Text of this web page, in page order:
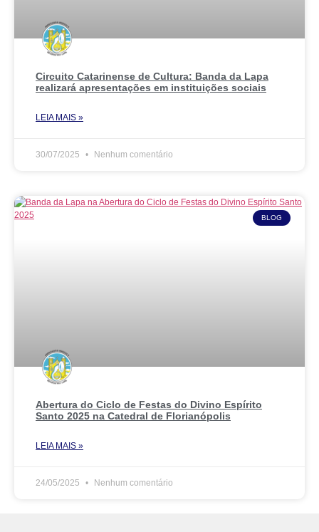
Circuito Catarinense de Cultura: Banda da Lapa
realizará apresentações em instituições sociais
LEIA MAIS »
30/07/2025 Nenhum comentário
BLOG
Abertura do Ciclo de Festas do Divino Espírito
Santo 2025 na Catedral de Florianópolis
LEIA MAIS »
24/05/2025 Nenhum comentário